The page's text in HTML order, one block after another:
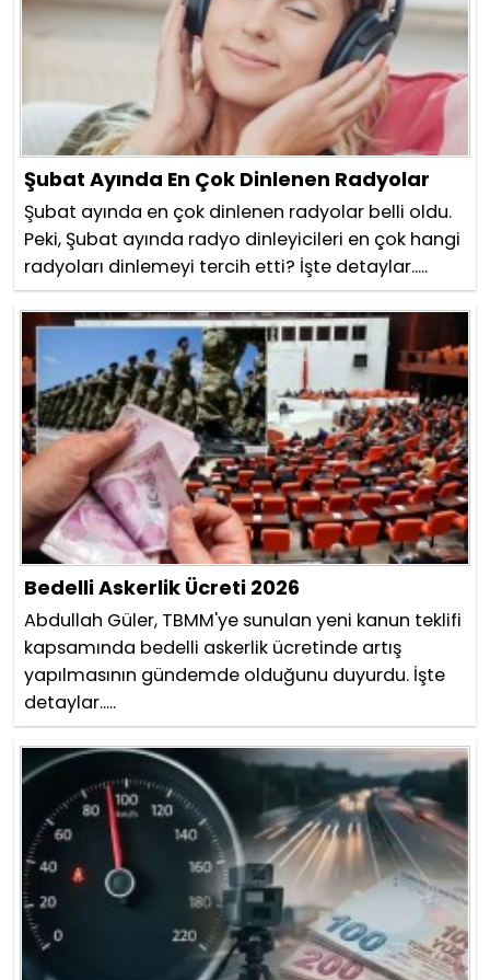
Şubat Ayında En Çok Dinlenen Radyolar
Şubat ayında en çok dinlenen radyolar belli oldu.
Peki, Şubat ayında radyo dinleyicileri en çok hangi
radyoları dinlemeyi tercih etti? İşte detaylar.....
Bedelli Askerlik Ücreti 2026
Abdullah Güler, TBMM'ye sunulan yeni kanun teklifi
kapsamında bedelli askerlik ücretinde artış
yapılmasının gündemde olduğunu duyurdu. İşte
detaylar.....